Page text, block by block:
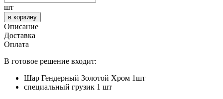
шт
в корзину
Описание
Доставка
Оплата
В готовое решение входит:
Шар Гендерный Золотой Хром 1шт
специальный грузик 1 шт